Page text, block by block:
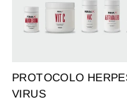
PROTOCOLO
VIRUS